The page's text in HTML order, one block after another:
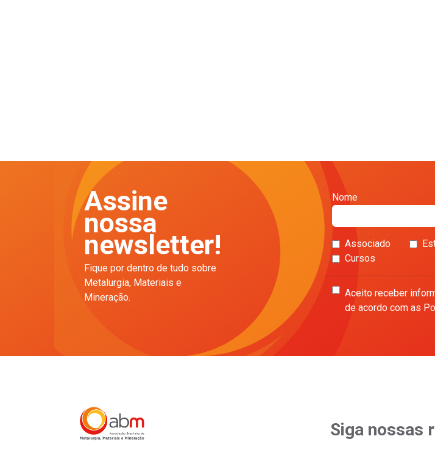
Assine
nossa
newsletter!
Fique por dentro de tudo sobre
Metalurgia, Materiais e
Mineração.
Nome
Associado
Cursos
Aceito receber
de acordo com as
Siga nossas